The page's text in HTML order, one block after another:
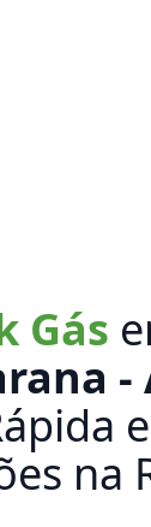
Gás
-
na